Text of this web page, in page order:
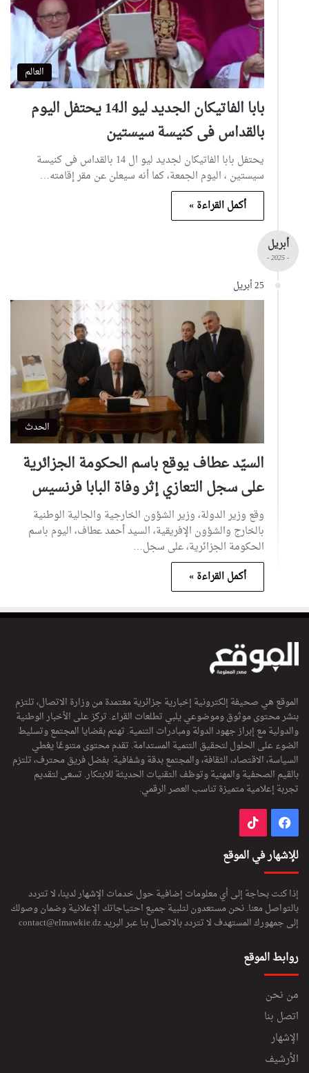
العالم
بابا الفاتيكان الجديد ليو الـ14 يحتفل اليوم
بالقداس فى كنيسة سيستين
يحتفل بابا الفاتيكان لجديد ليو ال 14 بالقداس فى كنيسة
سيستين ، اليوم الجمعة، كما أنه سيعلن عن مقر إقامته…
أكمل القراءة »
أبريل
- 2025 -
25 أبريل
الحدث
السيّد عطاف يوقع باسم الحكومة الجزائرية
على سجل التعازي إثر وفاة البابا فرنسيس
وقع وزير الدولة، وزير الشؤون الخارجية والجالية الوطنية
بالخارج والشؤون الإفريقية، السيد أحمد عطاف، اليوم باسم
الحكومة الجزائرية، على سجل…
أكمل القراءة »
الموقع هي صحيفة إلكترونية إخبارية جزائرية معتمدة من وزارة الاتصال، تلتزم
بنشر محتوى موثوق وموضوعي يلبي تطلعات القراء. تركز على الأخبار الوطنية
والدولية مع إبراز جهود الدولة ومبادرات التنمية. تهتم بقضايا المجتمع وتسليط
الضوء على الحلول لتحقيق التنمية المستدامة. تقدم محتوى متنوعًا يغطي
السياسة، الاقتصاد، الثقافة، والمجتمع بدقة وشفافية. بفضل فريق محترف، تلتزم
بالقيم الصحفية والمهنية وتوظف التقنيات الحديثة للابتكار. تسعى لتقديم
تجربة إعلامية متميزة تناسب العصر الرقمي.
فيسبوك
للإشهار في الموقع
إذا كنت بحاجة إلى أي معلومات إضافية حول خدمات الإشهار لدينا، لا تتردد
بالتواصل معنا. نحن مستعدون لتلبية جميع احتياجاتك الإعلانية وضمان وصولك
إلى جمهورك المستهدف لا تتردد بالاتصال بنا عبر البريدcontact@elmawkie.dz
روابط الموقع
من نحن
اتصل بنا
الإشهار
الأرشيف